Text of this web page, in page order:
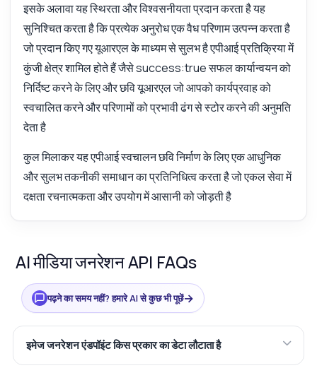
इसके अलावा यह स्थिरता और विश्वसनीयता प्रदान करता है यह
सुनिश्चित करता है कि प्रत्येक अनुरोध एक वैध परिणाम उत्पन्न करता है
जो प्रदान किए गए यूआरएल के माध्यम से सुलभ है एपीआई प्रतिक्रिया में
कुंजी क्षेत्र शामिल होते हैं जैसे success:true सफल कार्यान्वयन को
निर्दिष्ट करने के लिए और छवि यूआरएल जो आपको कार्यप्रवाह को
स्वचालित करने और परिणामों को प्रभावी ढंग से स्टोर करने की अनुमति
देता है
कुल मिलाकर यह एपीआई स्वचालन छवि निर्माण के लिए एक आधुनिक
और सुलभ तकनीकी समाधान का प्रतिनिधित्व करता है जो एकल सेवा में
दक्षता रचनात्मकता और उपयोग में आसानी को जोड़ती है
AI मीडिया जनरेशन API FAQs
पढ़ने का समय नहीं? हमारे AI से कुछ भी पूछें→
इमेज जनरेशन एंडपॉइंट किस प्रकार का डेटा लौटाता है